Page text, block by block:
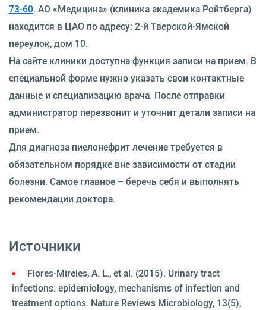
73-60. АО «Медицина» (клиника академика Ройтберга)
находится в ЦАО по адресу: 2-й Тверской-Ямской
переулок, дом 10.
На сайте клиники доступна функция записи на прием. В
специальной форме нужно указать свои контактные
данные и специализацию врача. После отправки
администратор перезвонит и уточнит детали записи на
прием.
Для диагноза пиелонефрит лечение требуется в
обязательном порядке вне зависимости от стадии
болезни. Самое главное – беречь себя и выполнять
рекомендации доктора.
Источники
Flores-Mireles, A. L., et al. (2015). Urinary tract
infections: epidemiology, mechanisms of infection and
treatment options. Nature Reviews Microbiology, 13(5),